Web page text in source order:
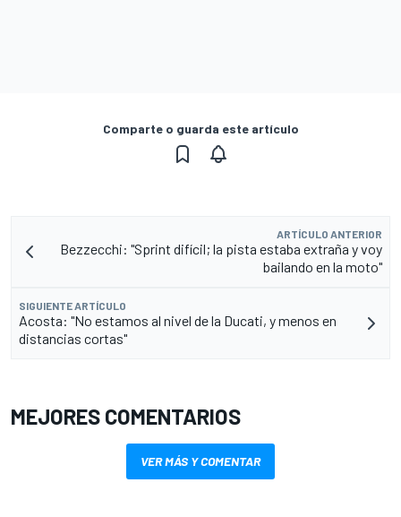
Comparte o guarda este artículo
ARTÍCULO ANTERIOR
Bezzecchi: "Sprint difícil; la pista estaba extraña y voy
bailando en la moto"
SIGUIENTE ARTÍCULO
Acosta: "No estamos al nivel de la Ducati, y menos en
distancias cortas"
MEJORES COMENTARIOS
VER MÁS Y COMENTAR